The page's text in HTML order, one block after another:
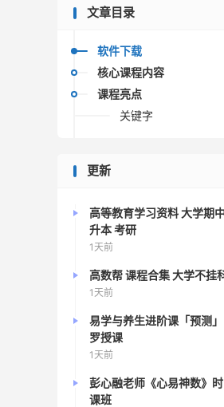
文章目录
软件下载
核心课程内容
课程亮点
关键字
更新
高等教育学习资料 大学期
升本 考研
1天前
高数帮 课程合集 大学不挂
1天前
易学与养生进阶课「预测
罗授课
1天前
彭心融老师《心易神数》
课班